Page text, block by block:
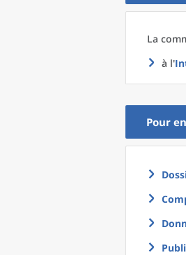
La
à l'
Pour